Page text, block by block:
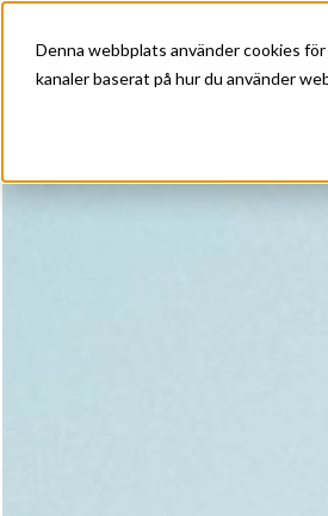
Denna webbplats använder cookies
kanaler baserat på hur du använder